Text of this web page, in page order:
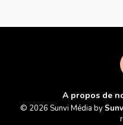
A propos de
© 2026 Sunvi Média by